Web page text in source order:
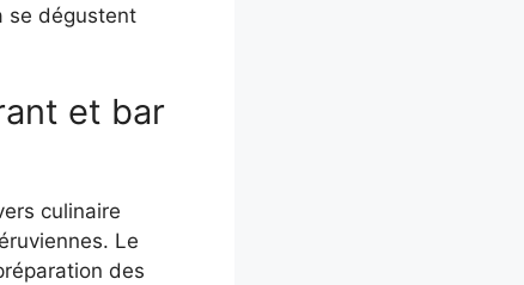
se dégustent
et bar
culinaire
Le
des